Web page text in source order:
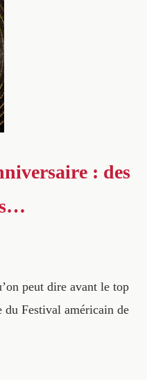
: des
peut dire avant le top
du Festival américain de